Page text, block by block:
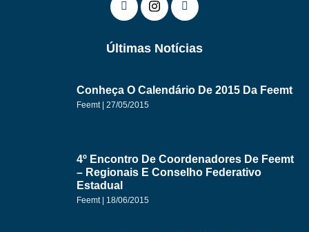
Últimas Notícias
Conheça O Calendário De 2015 Da Feemt
Feemt 27/05/2015
4º Encontro De Coordenadores De Feemt
– Regionais E Conselho Federativo
Estadual
Feemt 18/06/2015